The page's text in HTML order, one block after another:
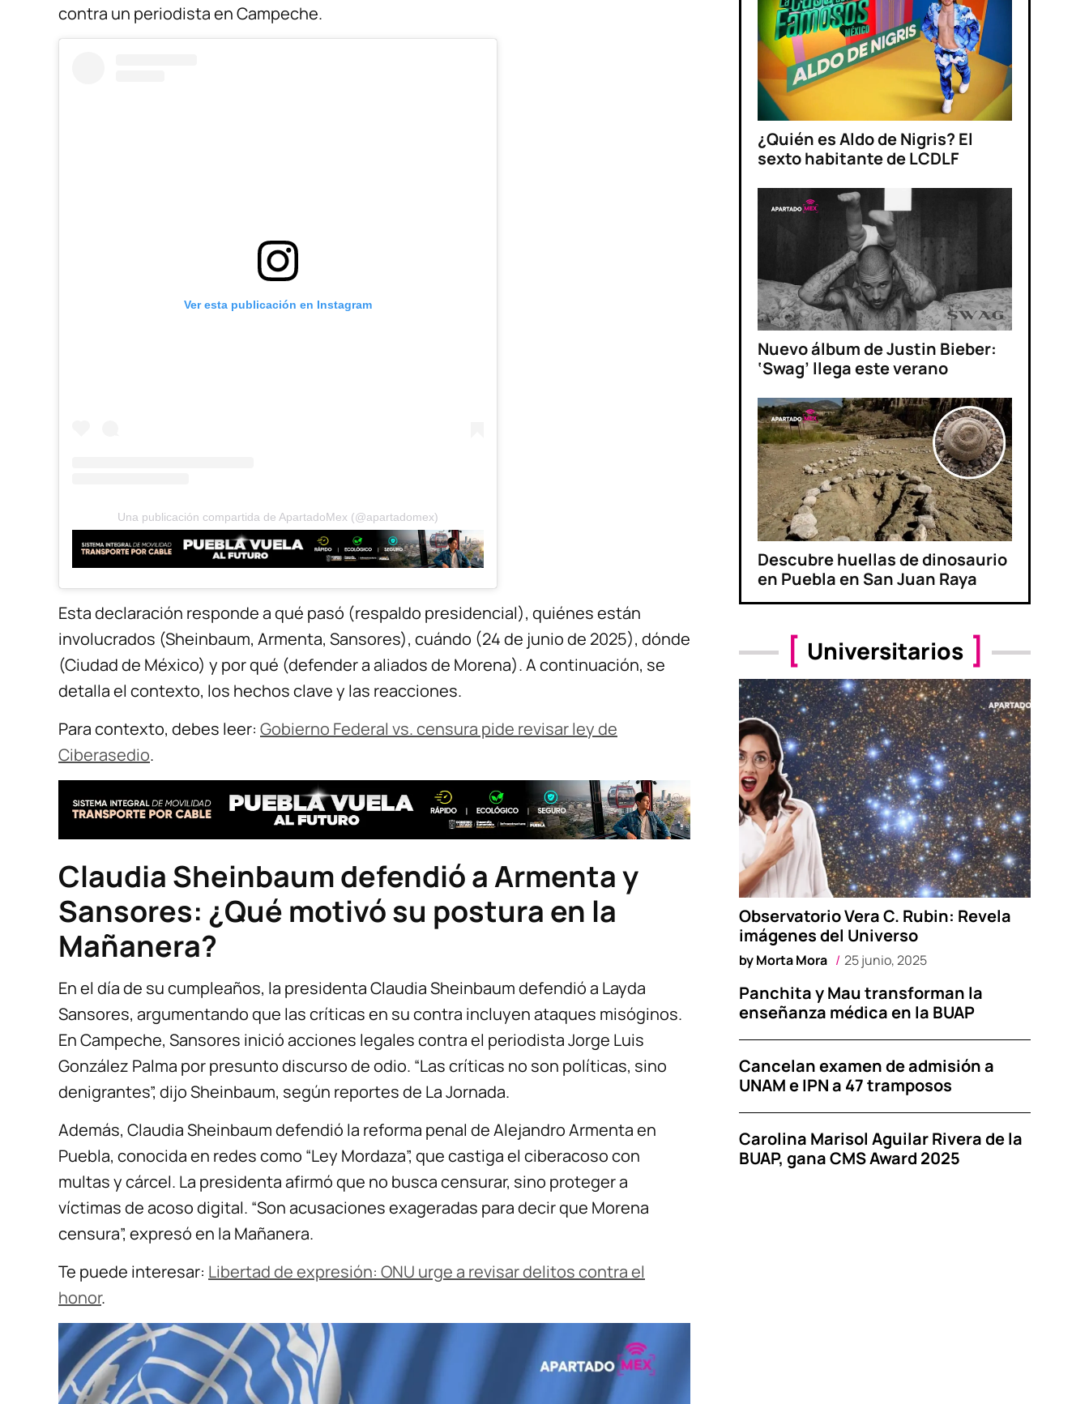
contra un periodista en Campeche.
Ver esta publicación en Instagram
Una publicación compartida de ApartadoMex (@apartadomex)
Esta declaración responde a qué pasó (respaldo presidencial), quiénes están
involucrados (Sheinbaum, Armenta, Sansores), cuándo (24 de junio de 2025), dónde
(Ciudad de México) y por qué (defender a aliados de Morena). A continuación, se
detalla el contexto, los hechos clave y las reacciones.
Para contexto, debes leer: Gobierno Federal vs. censura pide revisar ley de
Ciberasedio.
Claudia Sheinbaum defendió a Armenta y
Sansores: ¿Qué motivó su postura en la
Mañanera?
En el día de su cumpleaños, la presidenta Claudia Sheinbaum defendió a Layda
Sansores, argumentando que las críticas en su contra incluyen ataques misóginos.
En Campeche, Sansores inició acciones legales contra el periodista Jorge Luis
González Palma por presunto discurso de odio. “Las críticas no son políticas, sino
denigrantes”, dijo Sheinbaum, según reportes de La Jornada.
Además, Claudia Sheinbaum defendió la reforma penal de Alejandro Armenta en
Puebla, conocida en redes como “Ley Mordaza”, que castiga el ciberacoso con
multas y cárcel. La presidenta afirmó que no busca censurar, sino proteger a
víctimas de acoso digital. “Son acusaciones exageradas para decir que Morena
censura”, expresó en la Mañanera.
Te puede interesar: Libertad de expresión: ONU urge a revisar delitos contra el
honor.
¿Quién es Aldo de Nigris? El
sexto habitante de LCDLF
Nuevo álbum de Justin Bieber:
‘Swag’ llega este verano
Descubre huellas de dinosaurio
en Puebla en San Juan Raya
Universitarios
Observatorio Vera C. Rubin: Revela
imágenes del Universo
byMorta Mora 25 junio, 2025
Panchita y Mau transforman la
enseñanza médica en la BUAP
Cancelan examen de admisión a
UNAM e IPN a 47 tramposos
Carolina Marisol Aguilar Rivera de la
BUAP, gana CMS Award 2025